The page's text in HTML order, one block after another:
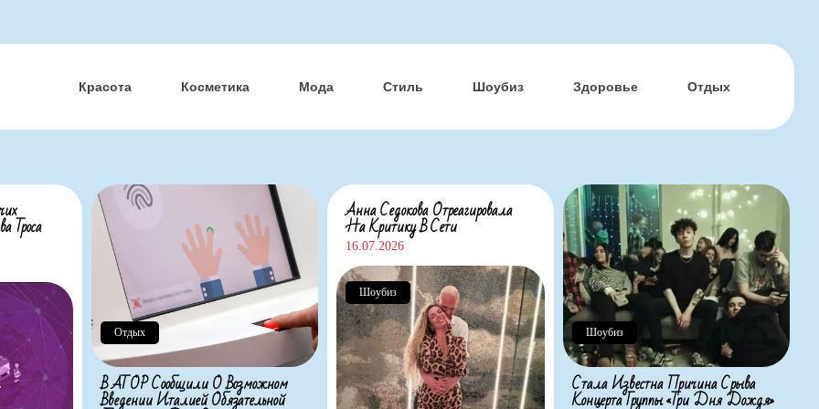
Красота Косметика Мода Стиль Шоубиз Здоровье Отдых
Троса
Отдых
В АТОР Сообщили О Возможном
Введении Италией Обязательной
Анна Седокова Отреагировала
На Критику В Сети
16.07.2026
Шоубиз
Шоубиз
Стала Известна Причина Срыва
Концерта Группы «Три Дня Дождя»